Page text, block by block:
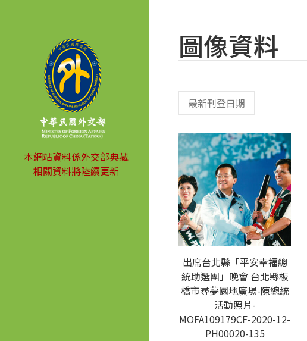
本網站資料係外交部典藏
相關資料將陸續更新
圖像資料
出席台北縣「平安幸福總
統助選團」晚會 台北縣板
橋市尋夢園地廣場-陳總統
活動照片-
MOFA109179CF-2020-12-
PH00020-135